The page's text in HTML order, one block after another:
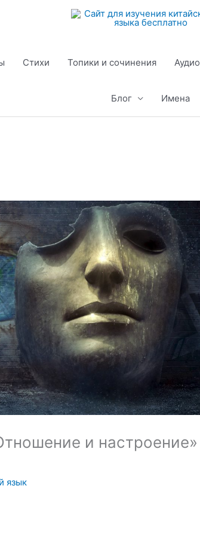
Стихи Топики и сочинения
Блог Имена
и настроение»
язык